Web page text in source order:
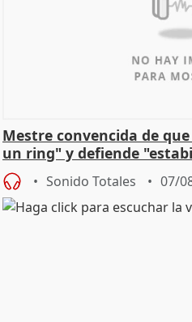
Mestre convencida de
un ring" y defiende
Vox
Sonido Totales 07/